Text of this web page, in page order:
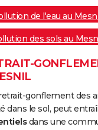
de l'eau au
des sols au
gonflement des
dans le sol, peut
dans une